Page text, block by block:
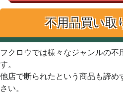
不用品買い取
フクロウでは様々なジャンルの不
す。
他店で断られたという商品も諦
さい。